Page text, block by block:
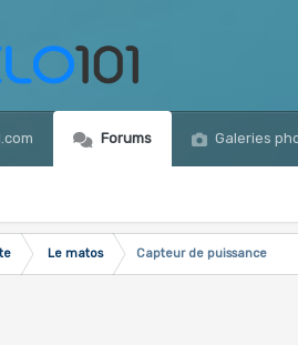
Forums Galeries
Le matos Capteur de puissance